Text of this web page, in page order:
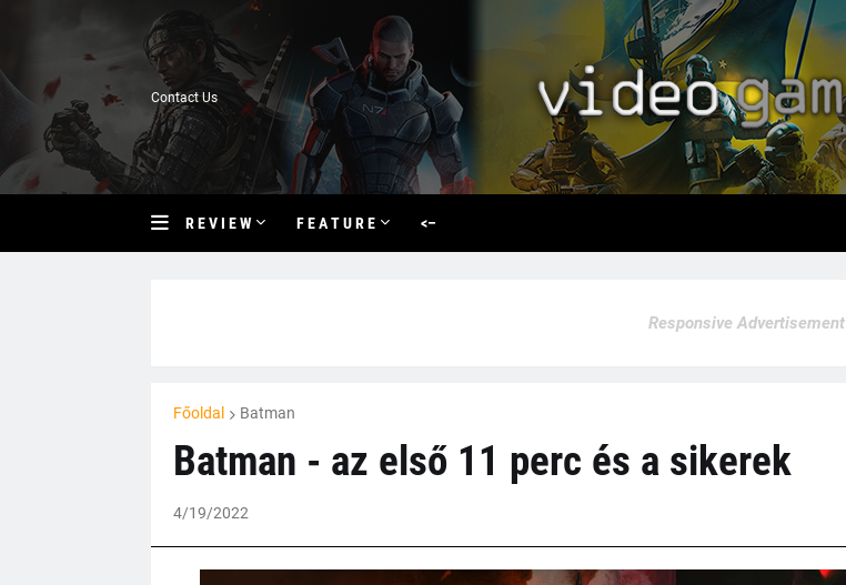
Contact Us
R E V I E W F E A T U R E <–
Responsive Advertisement
Főoldal Batman
Batman - az első 11 perc és a sikerek
4/19/2022